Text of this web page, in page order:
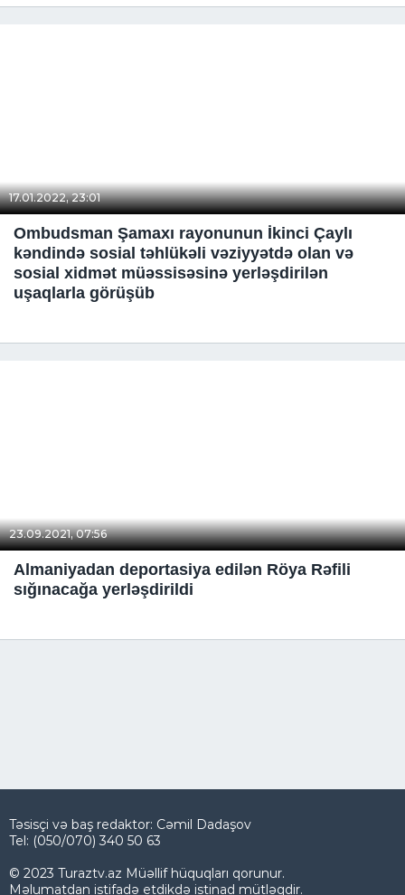
17.01.2022, 23:01
Ombudsman Şamaxı rayonunun İkinci Çaylı
kəndində sosial təhlükəli vəziyyətdə olan və
sosial xidmət müəssisəsinə yerləşdirilən
uşaqlarla görüşüb
23.09.2021, 07:56
Almaniyadan deportasiya edilən Röya Rəfili
sığınacağa yerləşdirildi
Təsisçi və baş redaktor: Cəmil Dadaşov
Tel: (050/070) 340 50 63
© 2023 Turaztv.az Müəllif hüquqları qorunur.
Məlumatdan istifadə etdikdə istinad mütləqdir.